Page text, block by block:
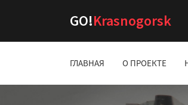
GO!Krasnogorsk
ГЛАВНАЯ О ПРОЕКТЕ